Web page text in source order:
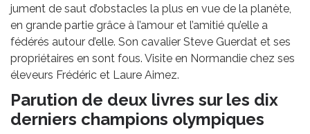
jument de saut d’obstacles la plus en vue de la planète,
en grande partie grâce à l’amour et l’amitié qu’elle a
fédérés autour d’elle. Son cavalier Steve Guerdat et ses
propriétaires en sont fous. Visite en Normandie chez ses
éleveurs Frédéric et Laure Aimez.
Parution de deux livres sur les dix
derniers champions olympiques